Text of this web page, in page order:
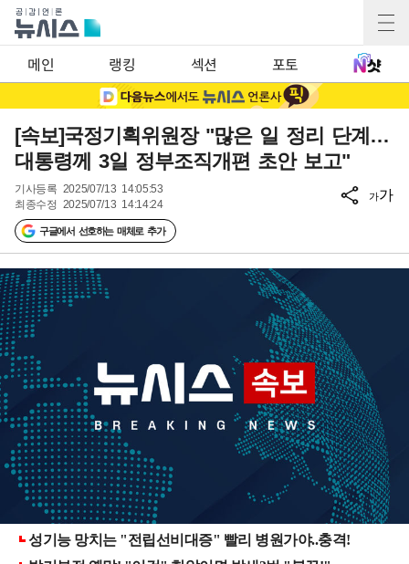
메인 랭킹 섹션 포토
[속보]국정기획위원장 "많은 일 정리 단계…
대통령께 3일 정부조직개편 초안 보고"
기사등록 2025/07/13 14:05:53
최종수정 2025/07/13 14:14:24
구글에서 선호하는 매체로 추가
가가